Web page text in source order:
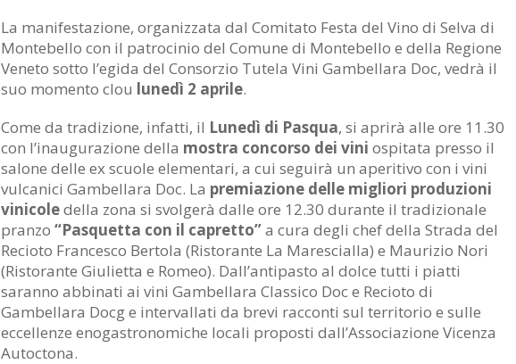
La manifestazione, organizzata dal Comitato Festa del Vino di Selva di
Montebello con il patrocinio del Comune di Montebello e della Regione
Veneto sotto l’egida del Consorzio Tutela Vini Gambellara Doc, vedrà il
suo momento clou lunedì 2 aprile.
Come da tradizione, infatti, il Lunedì di Pasqua, si aprirà alle ore 11.30
con l’inaugurazione della mostra concorso dei vini ospitata presso il
salone delle ex scuole elementari, a cui seguirà un aperitivo con i vini
vulcanici Gambellara Doc. La premiazione delle migliori produzioni
vinicoledella zona si svolgerà dalle ore 12.30 durante il tradizionale
pranzo“Pasquetta con il capretto”a cura degli chef della Strada del
Recioto Francesco Bertola (Ristorante La Marescialla) e Maurizio Nori
(Ristorante Giulietta e Romeo). Dall’antipasto al dolce tutti i piatti
saranno abbinati ai vini Gambellara Classico Doc e Recioto di
Gambellara Docg e intervallati da brevi racconti sul territorio e sulle
eccellenze enogastronomiche locali proposti dall’Associazione Vicenza
Autoctona.